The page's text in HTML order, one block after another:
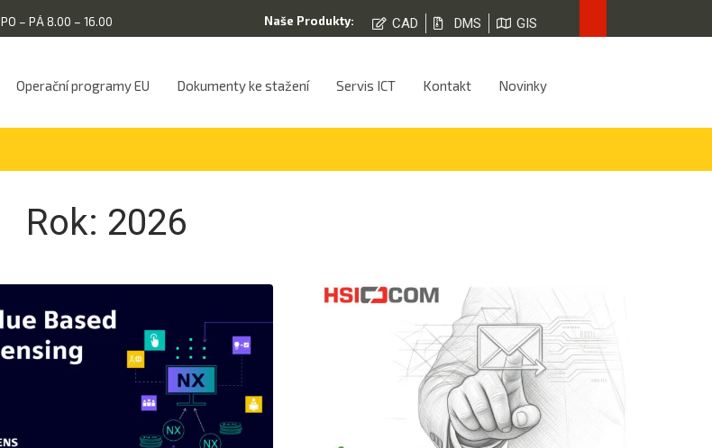
PO – PÁ 8.00 – 16.00 Naše Produkty: CAD DMS GIS
Operační programy EU Dokumenty ke stažení Servis ICT Kontakt Novinky
Rok: 2026